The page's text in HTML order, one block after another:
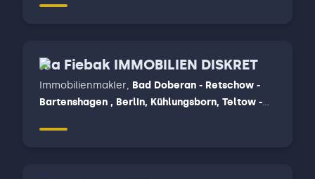
Isa Fiebak IMMOBILIEN DISKRET
Immobilienmakler, Bad Doberan - Retschow -
Bartenshagen , Berlin, Kühlungsborn, Teltow -